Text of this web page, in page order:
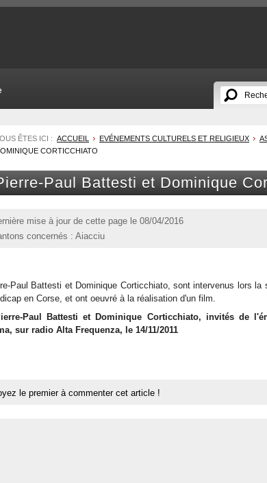
ÊTES ICI : ACCUEIL EVÉNEMENTS CULTURELS ET RELIGIEUX
CORTICCHIATO
Paul Battesti et Dominique
mise à jour de cette page le 08/04/2016
concernés : Aiacciu
Paul Battesti et Dominique Corticchiato, sont intervenus lors la
en Corse, et ont oeuvré à la réalisation d'un film.
Paul Battesti et Dominique Corticchiato, invités de
sur radio Alta Frequenza, le 14/11/2011
le premier à commenter cet article !